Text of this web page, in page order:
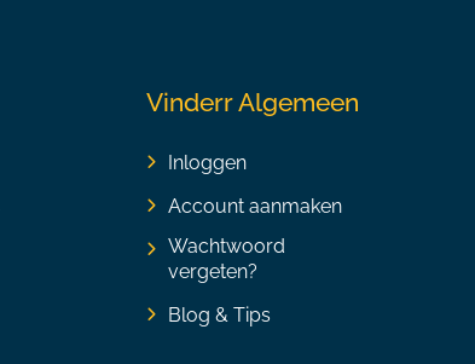
Vinderr Algemeen
Inloggen
Account aanmaken
Wachtwoord
vergeten?
Blog & Tips